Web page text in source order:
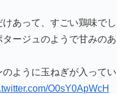
あって、すごい鶏味で
ージュのようで甘みの
のように玉ねぎが入って
O0sY0ApWcH